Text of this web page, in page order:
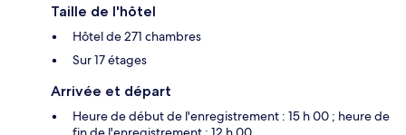
Taille de l'hôtel
Hôtel de 271 chambres
Sur 17 étages
Arrivée et départ
Heure de début de l'enregistrement : 15 h 00 ; heure de